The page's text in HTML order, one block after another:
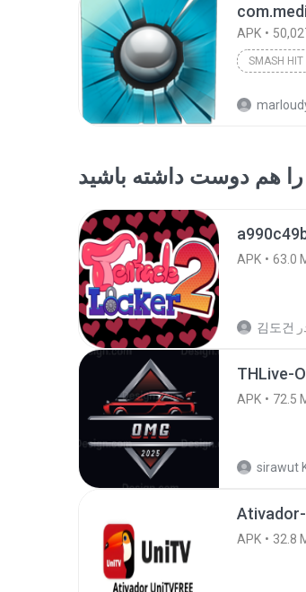
APK
SMASH HIT
را هم دوست داشته باشید
APK 63.0
김도건
THLive-
APK 72.5
sirawut
APK 32.8